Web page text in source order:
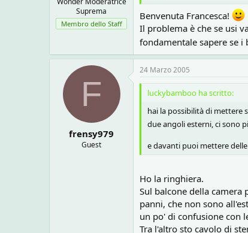
Suprema
Membro dello Staff
Benvenuta Francesca!
Il problema è che se usi
fondamentale sapere se
F
frensy979
Guest
24 Marzo 2005
luckybamboo ha scritto:
hai la possibilità di mettere
due angoli esterni, ci sono
e davanti puoi mettere
Ho la ringhiera.
Sul balcone della
panni, che non sono
un po' di confusione con
Tra l'altro sto cavolo di